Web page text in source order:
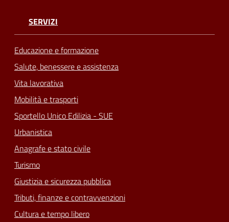
SERVIZI
Educazione e formazione
Salute, benessere e assistenza
Vita lavorativa
Mobilità e trasporti
Sportello Unico Edilizia - SUE
Urbanistica
Anagrafe e stato civile
Turismo
Giustizia e sicurezza pubblica
Tributi, finanze e contravvenzioni
Cultura e tempo libero